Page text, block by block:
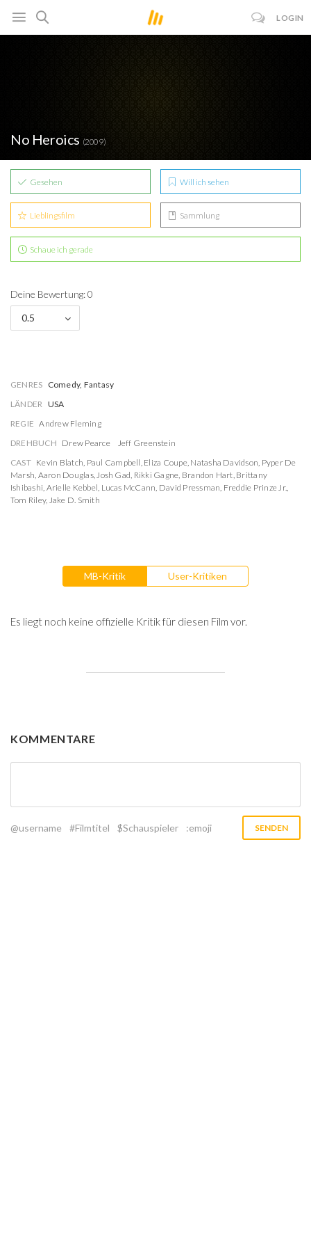
LOGIN
No Heroics (2009)
Gesehen Will ich sehen
Lieblingsfilm Sammlung
Schaue ich gerade
Deine Bewertung: 0
0.5
GENRES Comedy, Fantasy
LÄNDER USA
REGIE Andrew Fleming
DREHBUCH Drew Pearce
Jeff Greenstein
CAST Kevin Blatch, Paul Campbell, Eliza Coupe, Natasha Davidson, Pyper De
Marsh, Aaron Douglas,Josh Gad, Rikki Gagne, Brandon Hart, Brittany
Ishibashi, Arielle Kebbel, Lucas McCann, David Pressman, Freddie Prinze Jr.,
Tom Riley, Jake D. Smith
MB-Kritik User-Kritiken
Es liegt noch keine offizielle Kritik für diesen Film vor.
KOMMENTARE
@username #Filmtitel $Schauspieler :emoji